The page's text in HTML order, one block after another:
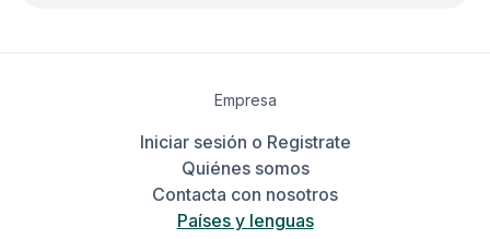
Empresa
Iniciar sesión o Registrate
Quiénes somos
Contacta con nosotros
Países y lenguas